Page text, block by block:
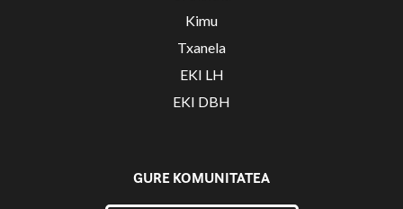
Kimu
Txanela
EKI LH
EKI DBH
GURE KOMUNITATEA